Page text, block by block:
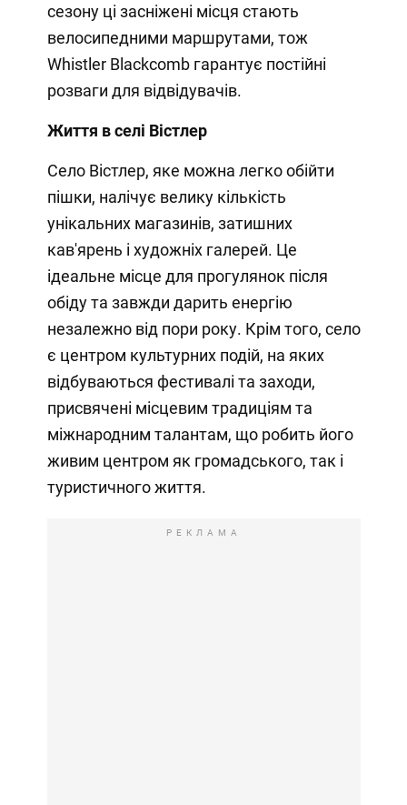
сезону ці засніжені місця стають
велосипедними маршрутами, тож
Whistler Blackcomb гарантує постійні
розваги для відвідувачів.
Життя в селі Вістлер
Село Вістлер, яке можна легко обійти
пішки, налічує велику кількість
унікальних магазинів, затишних
кав'ярень і художніх галерей. Це
ідеальне місце для прогулянок після
обіду та завжди дарить енергію
незалежно від пори року. Крім того, село
є центром культурних подій, на яких
відбуваються фестивалі та заходи,
присвячені місцевим традиціям та
міжнародним талантам, що робить його
живим центром як громадського, так і
туристичного життя.
РЕКЛАМА